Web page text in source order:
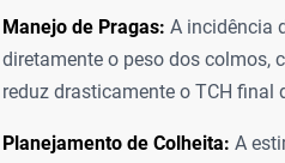
Manejo de Pragas: A incidência
diretamente o peso dos colmos,
reduz drasticamente o TCH final
Planejamento de Colheita: A